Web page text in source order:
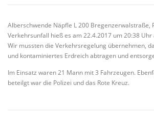
Alberschwende Näpfle L 200 Bregenzerwalstraße,
Verkehrsunfall hieß es am 22.4.2017 um 20:38
Wir mussten die Verkehrsregelung übernehmen,
und kontaminiertes Erdreich abtragen und
Im Einsatz waren 21 Mann mit 3 Fahrzeugen.
beteilgt war die Polizei und das Rote Kreuz.